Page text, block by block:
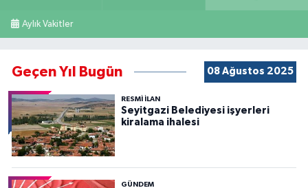
Aylık Vakitler
Geçen Yıl Bugün 08 Ağustos 2025
RESMİ İLAN
Seyitgazi Belediyesi işyerleri
kiralama ihalesi
GÜNDEM